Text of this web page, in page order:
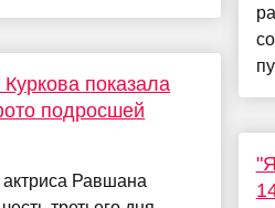
показала
подросшей
актриса Равшана